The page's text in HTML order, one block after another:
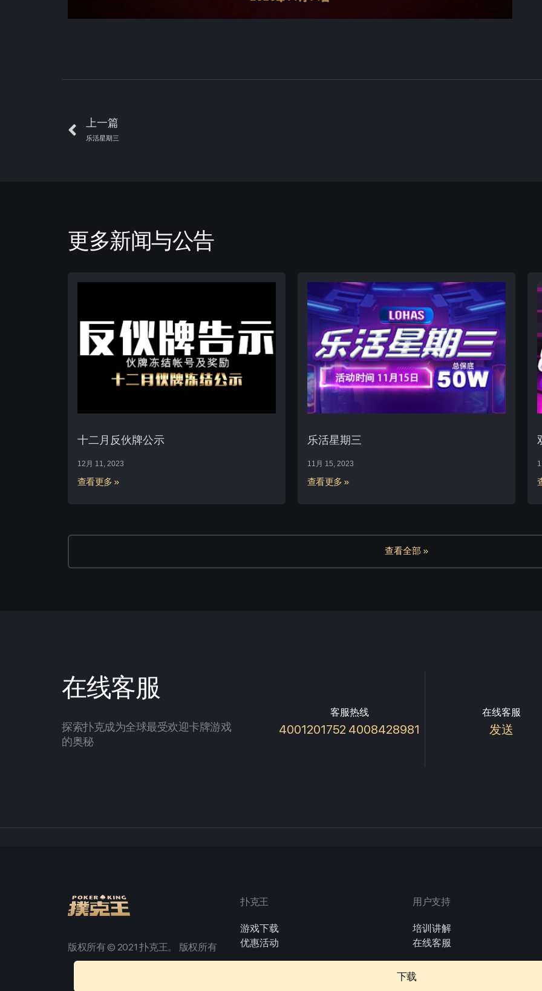
上一篇
乐活星期三
更多新闻与公告
十二月反伙牌公示
12月 11, 2023
查看更多 »
乐活星期三
11月 15, 2023
查看更多 »
查看全部 »
在线客服
探索扑克成为全球最受欢迎卡牌游戏
的奥秘
客服热线
4001201752 4008428981
在线客服
发送
版权所有 © 2021 扑克王。 版权所有
扑克王
游戏下载
优惠活动
用户支持
培训讲解
在线客服
下载